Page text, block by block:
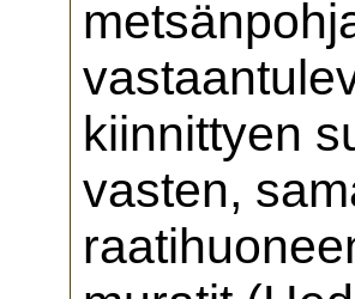
kiinnittyen
vasten,